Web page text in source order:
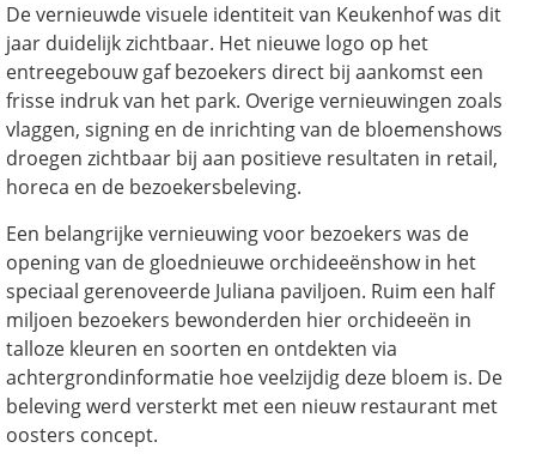
De vernieuwde visuele identiteit van Keukenhof was dit
jaar duidelijk zichtbaar. Het nieuwe logo op het
entreegebouw gaf bezoekers direct bij aankomst een
frisse indruk van het park. Overige vernieuwingen zoals
vlaggen, signing en de inrichting van de bloemenshows
droegen zichtbaar bij aan positieve resultaten in retail,
horeca en de bezoekersbeleving.
Een belangrijke vernieuwing voor bezoekers was de
opening van de gloednieuwe orchideeënshow in het
speciaal gerenoveerde Juliana paviljoen. Ruim een half
miljoen bezoekers bewonderden hier orchideeën in
talloze kleuren en soorten en ontdekten via
achtergrondinformatie hoe veelzijdig deze bloem is. De
beleving werd versterkt met een nieuw restaurant met
oosters concept.